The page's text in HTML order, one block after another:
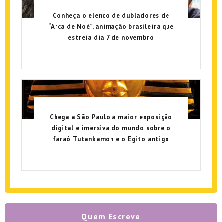
Conheça o elenco de dubladores de
“Arca de Noé”, animação brasileira que
estreia dia 7 de novembro
Chega a São Paulo a maior exposição
digital e imersiva do mundo sobre o
faraó Tutankamon e o Egito antigo
Quem Escreve